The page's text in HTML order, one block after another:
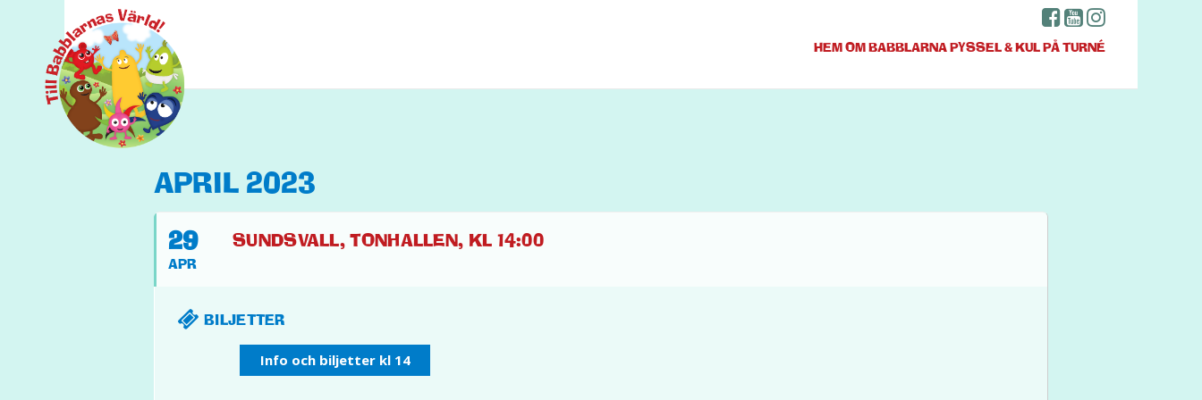
HEMOM BABBLARNAPYSSEL & KULPÅ TURNÉ
APRIL 2023
29
APR
SUNDSVALL, TONHALLEN, KL 14:00
BILJETTER
Info och biljetter kl 14